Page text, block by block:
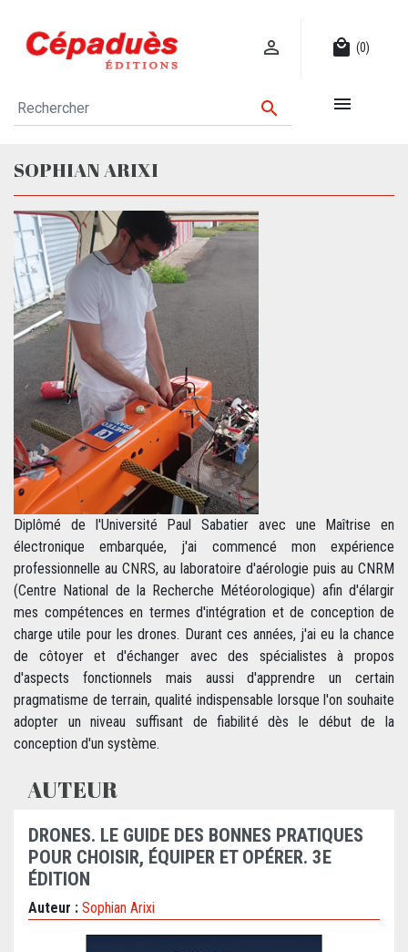
 local_mall (0)
 
SOPHIAN ARIXI
Diplômé de l'Université Paul Sabatier avec une Maîtrise en
électronique embarquée, j'ai commencé mon expérience
professionnelle au CNRS, au laboratoire d'aérologie puis au CNRM
(Centre National de la Recherche Météorologique) afin d'élargir
mes compétences en termes d'intégration et de conception de
charge utile pour les drones. Durant ces années, j'ai eu la chance
de côtoyer et d'échanger avec des spécialistes à propos
d'aspects fonctionnels mais aussi d'apprendre un certain
pragmatisme de terrain, qualité indispensable lorsque l'on souhaite
adopter un niveau suffisant de fiabilité dès le début de la
conception d'un système.
AUTEUR
DRONES. LE GUIDE DES BONNES PRATIQUES
POUR CHOISIR, ÉQUIPER ET OPÉRER. 3E
ÉDITION
Auteur : Sophian Arixi